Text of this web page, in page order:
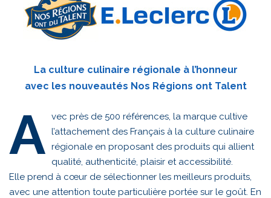
La culture culinaire régionale à l’honneur
avec les nouveautés Nos Régions ont Talent
A vec près de 500 références, la marque cultive
l’attachement des Français à la culture culinaire
régionale en proposant des produits qui allient
qualité, authenticité, plaisir et accessibilité.
Elle prend à cœur de sélectionner les meilleurs produits,
avec une attention toute particulière portée sur le goût. En